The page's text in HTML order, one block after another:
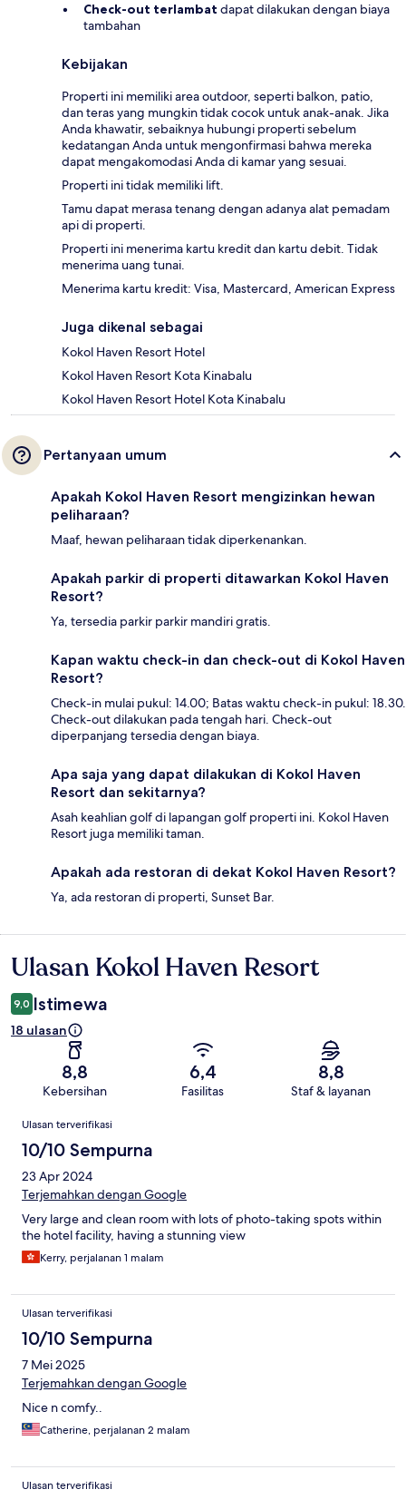
Check-out terlambat dapat dilakukan dengan biaya
tambahan
Kebijakan
Properti ini memiliki area outdoor, seperti balkon, patio,
dan teras yang mungkin tidak cocok untuk anak-anak. Jika
Anda khawatir, sebaiknya hubungi properti sebelum
kedatangan Anda untuk mengonfirmasi bahwa mereka
dapat mengakomodasi Anda di kamar yang sesuai.
Properti ini tidak memiliki lift.
Tamu dapat merasa tenang dengan adanya alat pemadam
api di properti.
Properti ini menerima kartu kredit dan kartu debit. Tidak
menerima uang tunai.
Menerima kartu kredit: Visa, Mastercard, American Express
Juga dikenal sebagai
Kokol Haven Resort Hotel
Kokol Haven Resort Kota Kinabalu
Kokol Haven Resort Hotel Kota Kinabalu
Pertanyaan umum
Apakah Kokol Haven Resort mengizinkan hewan
peliharaan?
Maaf, hewan peliharaan tidak diperkenankan.
Apakah parkir di properti ditawarkan Kokol Haven
Resort?
Ya, tersedia parkir parkir mandiri gratis.
Kapan waktu check-in dan check-out di Kokol Haven
Resort?
Check-in mulai pukul: 14.00; Batas waktu check-in pukul: 18.30.
Check-out dilakukan pada tengah hari. Check-out
diperpanjang tersedia dengan biaya.
Apa saja yang dapat dilakukan di Kokol Haven
Resort dan sekitarnya?
Asah keahlian golf di lapangan golf properti ini. Kokol Haven
Resort juga memiliki taman.
Apakah ada restoran di dekat Kokol Haven Resort?
Ya, ada restoran di properti, Sunset Bar.
Ulasan
Ulasan Kokol Haven Resort
9,0 Istimewa
18 ulasan
8,8
Kebersihan
6,4
Fasilitas
8,8
Staf & layanan
Ulasan
Ulasan terverifikasi
10/10 Sempurna
23 Apr 2024
Terjemahkan dengan Google
Very large and clean room with lots of photo-taking spots within
the hotel facility, having a stunning view
Kerry, perjalanan 1 malam
Ulasan terverifikasi
10/10 Sempurna
7 Mei 2025
Terjemahkan dengan Google
Nice n comfy..
Catherine, perjalanan 2 malam
Ulasan terverifikasi